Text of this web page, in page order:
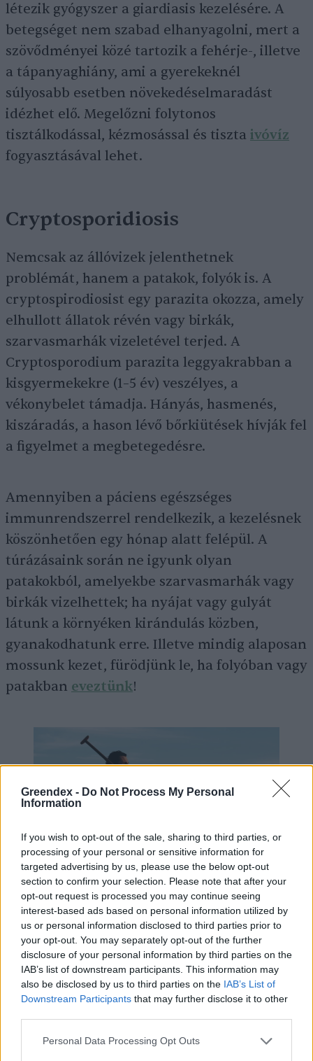
Greendex - Do Not Process My Personal
Information
If you wish to opt-out of the sale, sharing to third parties, or
processing of your personal or sensitive information for
targeted advertising by us, please use the below opt-out
section to confirm your selection. Please note that after your
opt-out request is processed you may continue seeing
interest-based ads based on personal information utilized by
us or personal information disclosed to third parties prior to
your opt-out. You may separately opt-out of the further
disclosure of your personal information by third parties on the
IAB’s list of downstream participants. This information may
also be disclosed by us to third parties on the IAB’s List of
Downstream Participants that may further disclose it to other
Personal Data Processing Opt Outs
létezik gyógyszer a giardiasis kezelésére. A
betegséget nem szabad elhanyagolni, mert a
szövődményei közé tartozik a fehérje-, illetve
a tápanyaghiány, ami a gyerekeknél
súlyosabb esetben növekedéselmaradást
idézhet elő. Megelőzni folytonos
tisztálkodással, kézmosással és tiszta ivóvíz
fogyasztásával lehet.
Cryptosporidiosis
Nemcsak az állóvizek jelenthetnek
problémát, hanem a patakok, folyók is. A
cryptospirodiosist egy parazita okozza, amely
elhullott állatok révén vagy birkák,
szarvasmarhák vizeletével terjed. A
Cryptosporodium parazita leggyakrabban a
kisgyermekekre (1–5 év) veszélyes, a
vékonybelet támadja. Hányás, hasmenés,
kiszáradás, a hason lévő bőrkiütések hívják fel
a figyelmet a megbetegedésre.
Amennyiben a páciens egészséges
immunrendszerrel rendelkezik, a kezelésnek
köszönhetően egy hónap alatt felépül. A
túrázásaink során ne igyunk olyan
patakokból, amelyekbe szarvasmarhák vagy
birkák vizelhettek; ha nyájat vagy gulyát
látunk a környéken kirándulás közben,
gyanakodhatunk erre. Illetve mindig alaposan
mossunk kezet, fürödjünk le, ha folyóban vagy
patakban eveztünk!
Evezés után is érdemes lefürdeni.
Algák
Meleg időben nem ismeretlen jelenség az
algák felbukkanásasem, amelyek a
meg az állóvizek felszínén. Általában